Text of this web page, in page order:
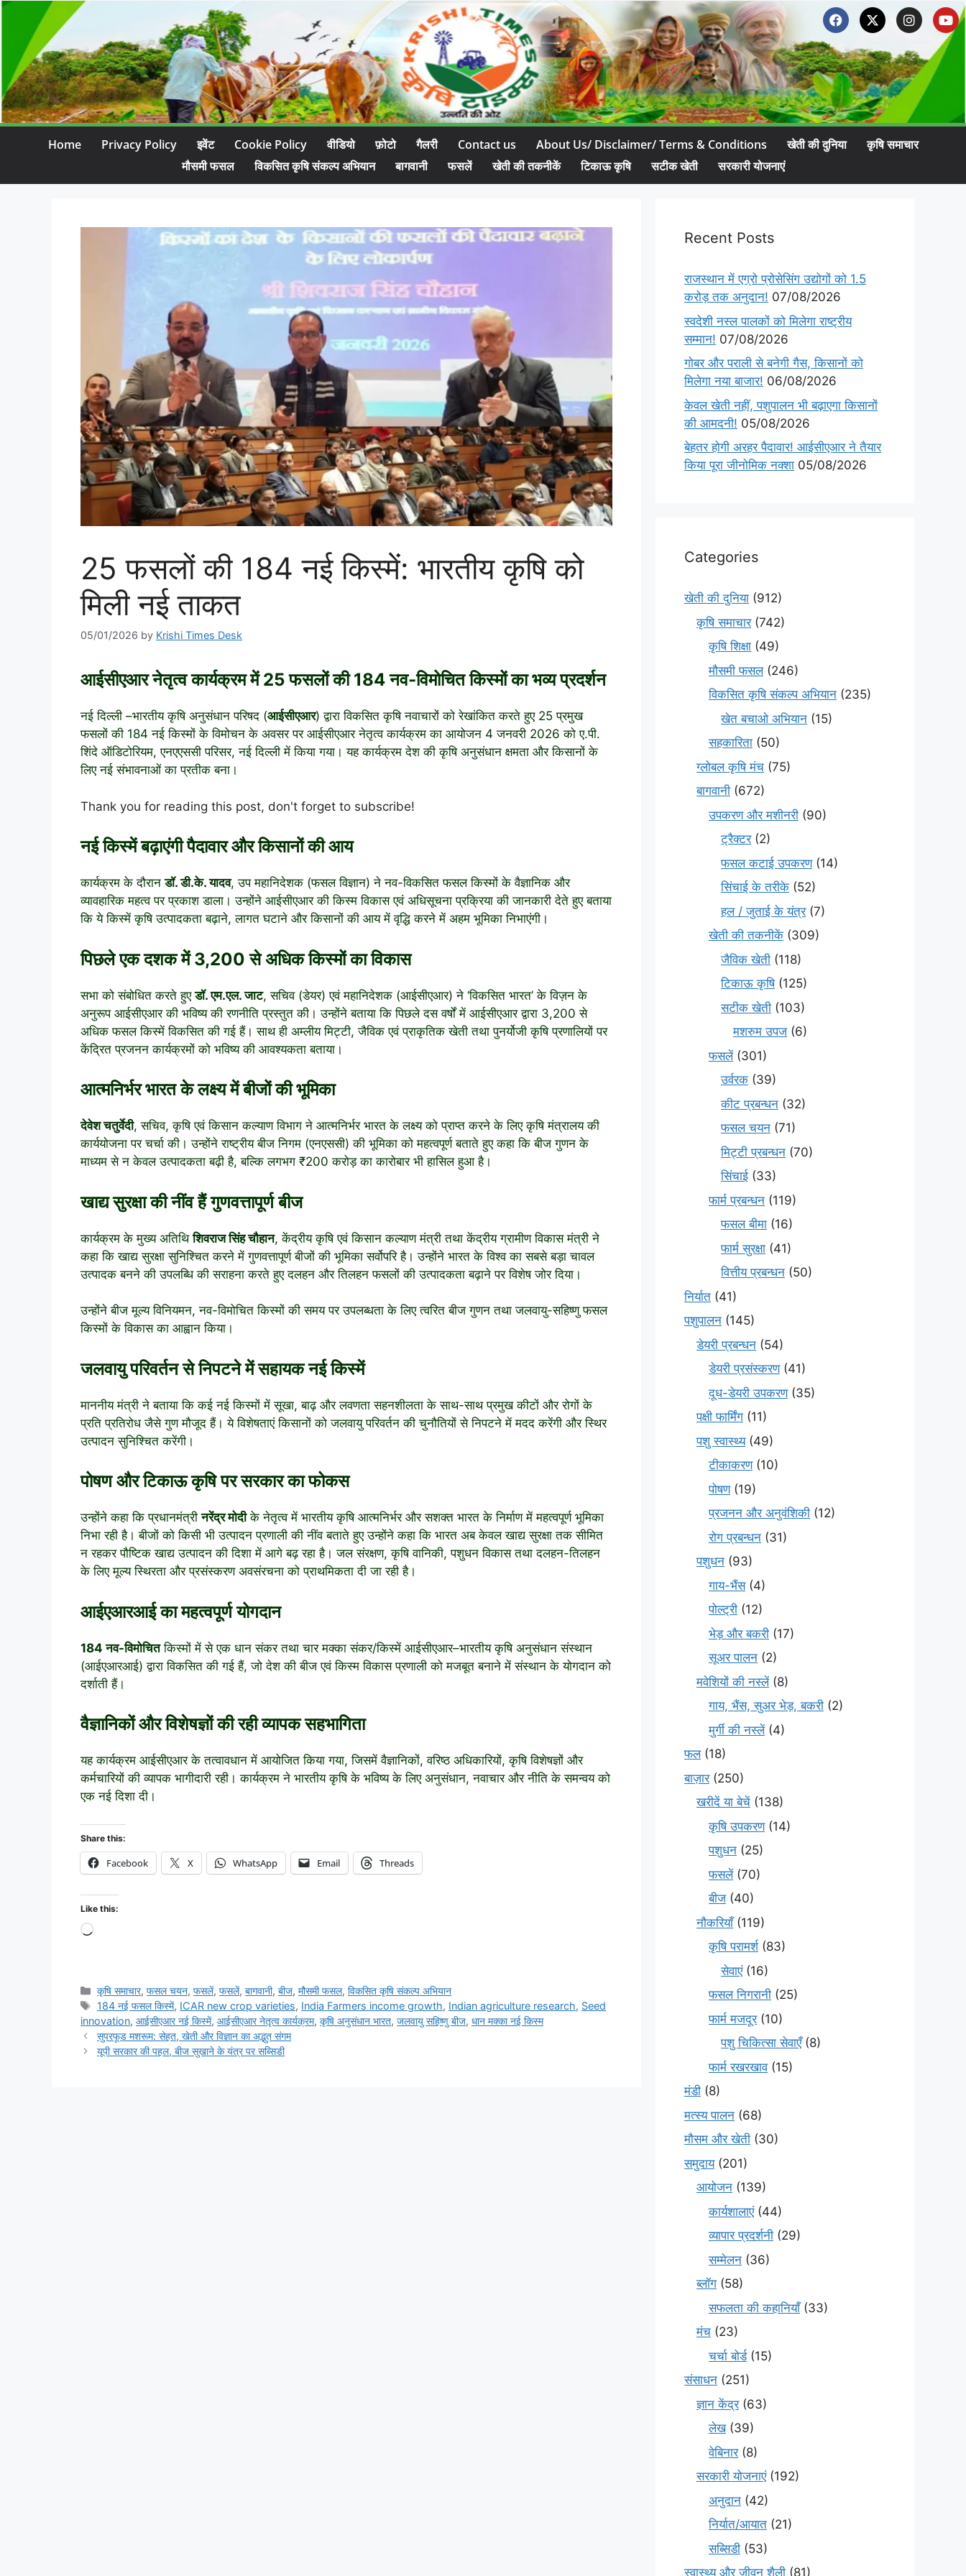
Home Privacy Policy इवेंट Cookie Policy वीडियो फ़ोटो गैलरी Contact us About Us/ Disclaimer/ Terms & Conditions खेती की दुनिया
कृषि समाचार
मौसमी फसल
विकसित कृषि संकल्प अभियान बागवानी फसलें खेती की तकनीकें टिकाऊ कृषि सटीक खेती सरकारी योजनाएं
25 फसलों की 184 नई किस्में: भारतीय कृषि को
मिली नई ताकत
05/01/2026 by Krishi Times Desk
आईसीएआर नेतृत्व कार्यक्रम में 25 फसलों की 184 नव-विमोचित किस्मों का भव्य प्रदर्शन
नई दिल्ली –भारतीय कृषि अनुसंधान परिषद (आईसीएआर) द्वारा विकसित कृषि नवाचारों को रेखांकित करते हुए 25 प्रमुख
फसलों की 184 नई किस्मों के विमोचन के अवसर पर आईसीएआर नेतृत्व कार्यक्रम का आयोजन 4 जनवरी 2026 को ए.पी.
शिंदे ऑडिटोरियम, एनएएससी परिसर, नई दिल्ली में किया गया। यह कार्यक्रम देश की कृषि अनुसंधान क्षमता और किसानों के
लिए नई संभावनाओं का प्रतीक बना।
Thank you for reading this post, don't forget to subscribe!
नई किस्में बढ़ाएंगी पैदावार और किसानों की आय
कार्यक्रम के दौरानडॉ. डी.के. यादव, उप महानिदेशक (फसल विज्ञान) ने नव-विकसित फसल किस्मों के वैज्ञानिक और
व्यावहारिक महत्व पर प्रकाश डाला। उन्होंने आईसीएआर की किस्म विकास एवं अधिसूचना प्रक्रिया की जानकारी देते हुए बताया
कि ये किस्में कृषि उत्पादकता बढ़ाने, लागत घटाने और किसानों की आय में वृद्धि करने में अहम भूमिका निभाएंगी।
पिछले एक दशक में 3,200 से अधिक किस्मों का विकास
सभा को संबोधित करते हुएडॉ. एम.एल. जाट, सचिव (डेयर) एवं महानिदेशक (आईसीएआर) ने ‘विकसित भारत’ के विज़न के
अनुरूप आईसीएआर की भविष्य की रणनीति प्रस्तुत की। उन्होंने बताया कि पिछले दस वर्षों में आईसीएआर द्वारा 3,200 से
अधिक फसल किस्में विकसित की गई हैं। साथ ही अम्लीय मिट्टी, जैविक एवं प्राकृतिक खेती तथा पुनर्योजी कृषि प्रणालियों पर
केंद्रित प्रजनन कार्यक्रमों को भविष्य की आवश्यकता बताया।
आत्मनिर्भर भारत के लक्ष्य में बीजों की भूमिका
देवेश चतुर्वेदी, सचिव, कृषि एवं किसान कल्याण विभाग ने आत्मनिर्भर भारत के लक्ष्य को प्राप्त करने के लिए कृषि मंत्रालय की
कार्ययोजना पर चर्चा की। उन्होंने राष्ट्रीय बीज निगम (एनएससी) की भूमिका को महत्वपूर्ण बताते हुए कहा कि बीज गुणन के
माध्यम से न केवल उत्पादकता बढ़ी है, बल्कि लगभग ₹200 करोड़ का कारोबार भी हासिल हुआ है।
खाद्य सुरक्षा की नींव हैं गुणवत्तापूर्ण बीज
कार्यक्रम के मुख्य अतिथिशिवराज सिंह चौहान, केंद्रीय कृषि एवं किसान कल्याण मंत्री तथा केंद्रीय ग्रामीण विकास मंत्री ने
कहा कि खाद्य सुरक्षा सुनिश्चित करने में गुणवत्तापूर्ण बीजों की भूमिका सर्वोपरि है। उन्होंने भारत के विश्व का सबसे बड़ा चावल
उत्पादक बनने की उपलब्धि की सराहना करते हुए दलहन और तिलहन फसलों की उत्पादकता बढ़ाने पर विशेष जोर दिया।
उन्होंने बीज मूल्य विनियमन, नव-विमोचित किस्मों की समय पर उपलब्धता के लिए त्वरित बीज गुणन तथा जलवायु-सहिष्णु फसल
किस्मों के विकास का आह्वान किया।
जलवायु परिवर्तन से निपटने में सहायक नई किस्में
माननीय मंत्री ने बताया कि कई नई किस्मों में सूखा, बाढ़ और लवणता सहनशीलता के साथ-साथ प्रमुख कीटों और रोगों के
प्रति प्रतिरोध जैसे गुण मौजूद हैं। ये विशेषताएं किसानों को जलवायु परिवर्तन की चुनौतियों से निपटने में मदद करेंगी और स्थिर
उत्पादन सुनिश्चित करेंगी।
पोषण और टिकाऊ कृषि पर सरकार का फोकस
उन्होंने कहा कि प्रधानमंत्रीनरेंद्र मोदीके नेतृत्व में भारतीय कृषि आत्मनिर्भर और सशक्त भारत के निर्माण में महत्वपूर्ण भूमिका
निभा रही है। बीजों को किसी भी उत्पादन प्रणाली की नींव बताते हुए उन्होंने कहा कि भारत अब केवल खाद्य सुरक्षा तक सीमित
न रहकर पौष्टिक खाद्य उत्पादन की दिशा में आगे बढ़ रहा है। जल संरक्षण, कृषि वानिकी, पशुधन विकास तथा दलहन-तिलहन
के लिए मूल्य स्थिरता और प्रसंस्करण अवसंरचना को प्राथमिकता दी जा रही है।
आईएआरआई का महत्वपूर्ण योगदान
184 नव-विमोचितकिस्मों में से एक धान संकर तथा चार मक्का संकर/किस्में आईसीएआर–भारतीय कृषि अनुसंधान संस्थान
(आईएआरआई) द्वारा विकसित की गई हैं, जो देश की बीज एवं किस्म विकास प्रणाली को मजबूत बनाने में संस्थान के योगदान को
दर्शाती हैं।
वैज्ञानिकों और विशेषज्ञों की रही व्यापक सहभागिता
यह कार्यक्रम आईसीएआर के तत्वावधान में आयोजित किया गया, जिसमें वैज्ञानिकों, वरिष्ठ अधिकारियों, कृषि विशेषज्ञों और
कर्मचारियों की व्यापक भागीदारी रही। कार्यक्रम ने भारतीय कृषि के भविष्य के लिए अनुसंधान, नवाचार और नीति के समन्वय को
एक नई दिशा दी।
Share this:
Facebook X WhatsApp Email Threads
Like this:
कृषि समाचार,फसल चयन,फसलें,फसलें,बागवानी,बीज,मौसमी फसल,विकसित कृषि संकल्प अभियान
184 नई फसल किस्में, ICAR new crop varieties, India Farmers income growth, Indian agriculture research, Seed
innovation, आईसीएआर नई किस्में, आईसीएआर नेतृत्व कार्यक्रम, कृषि अनुसंधान भारत, जलवायु सहिष्णु बीज, धान मक्का नई किस्म
सुपरफूड मशरूम: सेहत, खेती और विज्ञान का अद्भुत संगम
यूपी सरकार की पहल, बीज सुखाने के यंत्र पर सब्सिडी
Recent Posts
राजस्थान में एग्रो प्रोसेसिंग उद्योगों को 1.5
करोड़ तक अनुदान! 07/08/2026
स्वदेशी नस्ल पालकों को मिलेगा राष्ट्रीय
सम्मान! 07/08/2026
गोबर और पराली से बनेगी गैस, किसानों को
मिलेगा नया बाजार! 06/08/2026
केवल खेती नहीं, पशुपालन भी बढ़ाएगा किसानों
की आमदनी! 05/08/2026
बेहतर होगी अरहर पैदावार! आईसीएआर ने तैयार
किया पूरा जीनोमिक नक्शा 05/08/2026
Categories
खेती की दुनिया (912)
कृषि समाचार(742)
कृषि शिक्षा (49)
मौसमी फसल(246)
विकसित कृषि संकल्प अभियान (235)
खेत बचाओ अभियान (15)
सहकारिता (50)
ग्लोबल कृषि मंच (75)
बागवानी (672)
उपकरण और मशीनरी (90)
ट्रैक्टर(2)
फसल कटाई उपकरण(14)
सिंचाई के तरीके (52)
हल / जुताई के यंत्र(7)
खेती की तकनीकें (309)
जैविक खेती (118)
टिकाऊ कृषि(125)
सटीक खेती (103)
मशरुम उपज (6)
फसलें(301)
उर्वरक (39)
कीट प्रबन्धन (32)
फसल चयन (71)
मि‌ट्टी प्रबन्धन (70)
सिंचाई (33)
फार्म प्रबन्धन (119)
फसल बीमा (16)
फार्म सुरक्षा (41)
वित्तीय प्रबन्धन (50)
निर्यात (41)
पशुपालन (145)
डेयरी प्रबन्धन (54)
डेयरी प्रसंस्करण(41)
दूध-डेयरी उपकरण(35)
पक्षी फार्मिंग (11)
पशु स्वास्थ्य(49)
टीकाकरण(10)
पोषण(19)
प्रजनन और अनुवंशिकी (12)
रोग प्रबन्धन (31)
पशुधन (93)
गाय-भैंस(4)
पोल्ट्री (12)
भेड़ और बकरी (17)
सूअर पालन (2)
मवेशियों की नस्लें(8)
गाय, भैंस, सुअर भेड़, बकरी (2)
मुर्गी की नस्लें(4)
फल(18)
बाज़ार(250)
खरीदें या बेचें (138)
कृषि उपकरण(14)
पशुधन (25)
फसलें(70)
बीज (40)
नौकरियाँ(119)
कृषि परामर्श(83)
सेवाएं(16)
फसल निगरानी (25)
फार्म मजदूर(10)
पशु चिकित्सा सेवाएँ(8)
फार्म रखरखाव(15)
मंडी (8)
मत्स्य पालन (68)
मौसम और खेती (30)
समुदाय(201)
आयोजन (139)
कार्यशालाएं(44)
व्यापार प्रदर्शनी (29)
सम्मेलन (36)
ब्लॉग (58)
सफलता की कहानियाँ(33)
मंच (23)
चर्चा बोर्ड(15)
संसाधन (251)
ज्ञान केंद्र(63)
लेख(39)
वेबिनार(8)
सरकारी योजनाएं(192)
अनुदान (42)
निर्यात/आयात (21)
सब्सिडी (53)
स्वास्थ्य और जीवन शैली (81)